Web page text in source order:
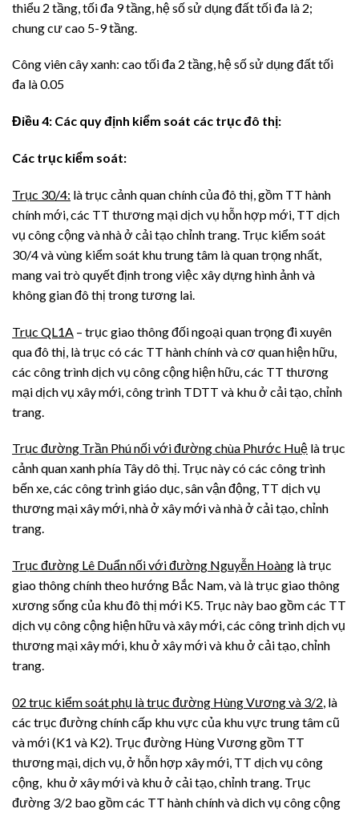
thiểu 2 tầng, tối đa 9 tầng, hệ số sử dụng đất tối đa là 2;
chung cư cao 5-9 tầng.
Công viên cây xanh: cao tối đa 2 tầng, hệ số sử dụng đất tối
đa là 0.05
Điều 4: Các quy định kiểm soát các trục đô thị:
Các trục kiểm soát:
Trục 30/4: là trục cảnh quan chính của đô thị, gồm TT hành
chính mới, các TT thương mại dịch vụ hỗn hợp mới, TT dịch
vụ công cộng và nhà ở cải tạo chỉnh trang. Trục kiểm soát
30/4 và vùng kiểm soát khu trung tâm là quan trọng nhất,
mang vai trò quyết định trong việc xây dựng hình ảnh và
không gian đô thị trong tương lai.
Trục QL1A – trục giao thông đối ngoại quan trọng đi xuyên
qua đô thị, là trục có các TT hành chính và cơ quan hiện hữu,
các công trình dịch vụ công cộng hiện hữu, các TT thương
mại dịch vụ xây mới, công trình TDTT và khu ở cải tạo, chỉnh
trang.
Trục đường Trần Phú nối với đường chùa Phước Huệ là trục
cảnh quan xanh phía Tây dô thị. Trục này có các công trình
bến xe, các công trình giáo dục, sân vận động, TT dịch vụ
thương mại xây mới, nhà ở xây mới và nhà ở cải tạo, chỉnh
trang.
Trục đường Lê Duẩn nối với đường Nguyễn Hoàng là trục
giao thông chính theo hướng Bắc Nam, và là trục giao thông
xương sống của khu đô thị mới K5. Trục này bao gồm các TT
dịch vụ công cộng hiện hữu và xây mới, các công trình dịch vụ
thương mại xây mới, khu ở xây mới và khu ở cải tạo, chỉnh
trang.
02 trục kiểm soát phụ là trục đường Hùng Vương và 3/2, là
các trục đường chính cấp khu vực của khu vực trung tâm cũ
và mới (K1 và K2). Trục đường Hùng Vương gồm TT
thương mại, dịch vụ, ở hỗn hợp xây mới, TT dịch vụ công
cộng, khu ở xây mới và khu ở cải tạo, chỉnh trang. Trục
đường 3/2 bao gồm các TT hành chính và dich vụ công cộng